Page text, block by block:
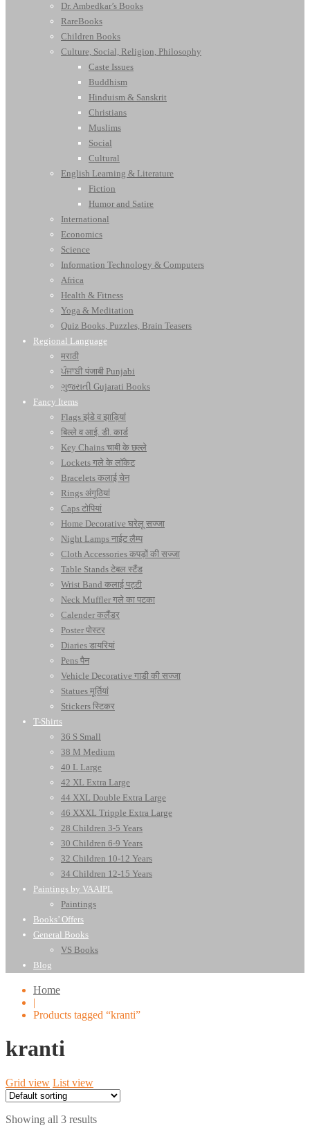
Dr. Ambedkar’s Books
RareBooks
Children Books
Culture, Social, Religion, Philosophy
Caste Issues
Buddhism
Hinduism & Sanskrit
Christians
Muslims
Social
Cultural
English Learning & Literature
Fiction
Humor and Satire
International
Economics
Science
Information Technology & Computers
Africa
Health & Fitness
Yoga & Meditation
Quiz Books, Puzzles, Brain Teasers
Regional Language
मराठी
ਪੰਜਾਬੀ पंजाबी Punjabi
ગુજરાતી Gujarati Books
Fancy Items
Flags झंडे व झाड़ियां
बिल्ले व आई. डी. कार्ड
Key Chains चाबी के छल्ले
Lockets गले के लॉकेट
Bracelets कलाई चेन
Rings अंगूठियां
Caps टोपियां
Home Decorative घरेलू सज्जा
Night Lamps नाईट लैम्प
Cloth Accessories कपड़ों की सज्जा
Table Stands टेबल स्टैंड
Wrist Band कलाई पट्टी
Neck Muffler गले का पटका
Calender कलैंडर
Poster पोस्टर
Diaries डायरियां
Pens पैन
Vehicle Decorative गाडी की सज्जा
Statues मूर्तियां
Stickers स्टिकर
T-Shirts
36 S Small
38 M Medium
40 L Large
42 XL Extra Large
44 XXL Double Extra Large
46 XXXL Tripple Extra Large
28 Children 3-5 Years
30 Children 6-9 Years
32 Children 10-12 Years
34 Children 12-15 Years
Paintings by VAAIPL
Paintings
Books’ Offers
General Books
VS Books
Blog
Home
|
Products tagged “kranti”
kranti
Grid view List view
Showing all 3 results